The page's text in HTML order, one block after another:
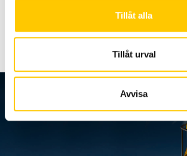
Tillåt alla
Tillåt urval
Avvisa